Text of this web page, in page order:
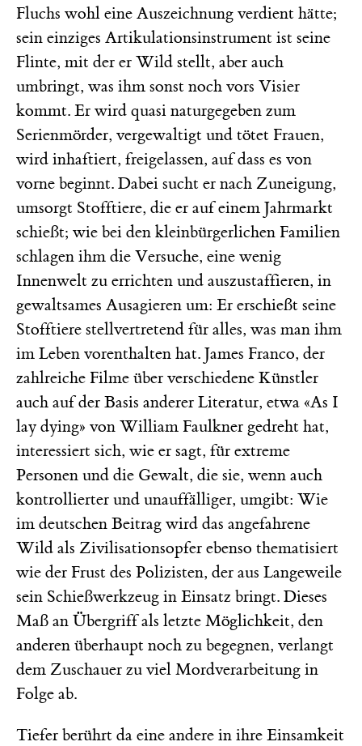
Fluchs wohl eine Auszeichnung verdient hätte;
sein einziges Artikulationsinstrument ist seine
Flinte, mit der er Wild stellt, aber auch
umbringt, was ihm sonst noch vors Visier
kommt. Er wird quasi naturgegeben zum
Serienmörder, vergewaltigt und tötet Frauen,
wird inhaftiert, freigelassen, auf dass es von
vorne beginnt. Dabei sucht er nach Zuneigung,
umsorgt Stofftiere, die er auf einem Jahrmarkt
schießt; wie bei den kleinbürgerlichen Familien
schlagen ihm die Versuche, eine wenig
Innenwelt zu errichten und auszustaffieren, in
gewaltsames Ausagieren um: Er erschießt seine
Stofftiere stellvertretend für alles, was man ihm
im Leben vorenthalten hat. James Franco, der
zahlreiche Filme über verschiedene Künstler
auch auf der Basis anderer Literatur, etwa «As I
lay dying» von William Faulkner gedreht hat,
interessiert sich, wie er sagt, für extreme
Personen und die Gewalt, die sie, wenn auch
kontrollierter und unauffälliger, umgibt: Wie
im deutschen Beitrag wird das angefahrene
Wild als Zivilisationsopfer ebenso thematisiert
wie der Frust des Polizisten, der aus Langeweile
sein Schießwerkzeug in Einsatz bringt. Dieses
Maß an Übergriff als letzte Möglichkeit, den
anderen überhaupt noch zu begegnen, verlangt
dem Zuschauer zu viel Mordverarbeitung in
Folge ab.
Tiefer berührt da eine andere in ihre Einsamkeit